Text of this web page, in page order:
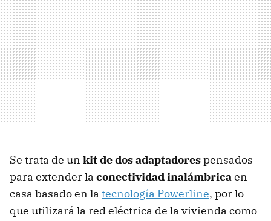
Se trata de un kit de dos adaptadorespensados
para extender la conectividad inalámbricaen
casa basado en la tecnología Powerline, por lo
que utilizará la red eléctrica de la vivienda como